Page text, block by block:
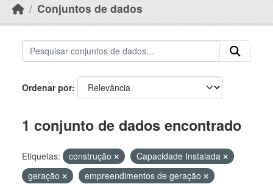
Conjuntos de dados
Ordenar por
1 conjunto de dados encontrado
Etiquetas: construção
Capacidade Instalada
geração
empreendimentos de geração